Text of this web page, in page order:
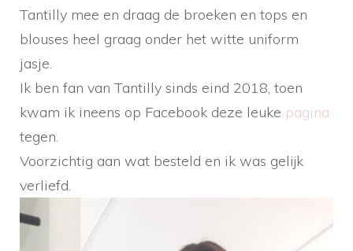
Tantilly mee en draag de broeken en tops en
blouses heel graag onder het witte uniform
jasje.
Ik ben fan van Tantilly sinds eind 2018, toen
kwam ik ineens op Facebook deze leuke pagina
tegen.
Voorzichtig aan wat besteld en ik was gelijk
verliefd.